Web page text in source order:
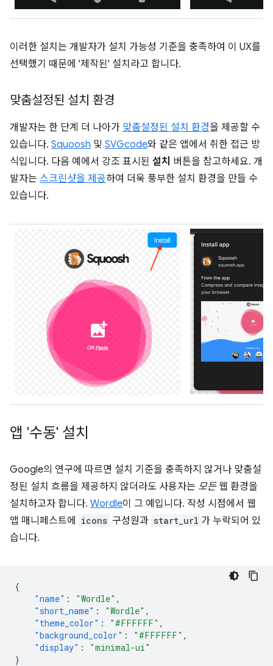
이러한 설치는 개발자가 설치 가능성 기준을 충족하여 이 UX를
선택했기 때문에 '제작된' 설치라고 합니다.
맞춤설정된 설치 환경
개발자는 한 단계 더 나아가 맞춤설정된 설치 환경을 제공할 수
있습니다. Squoosh 및 SVGcode와 같은 앱에서 취한 접근 방
식입니다. 다음 예에서 강조 표시된 설치 버튼을 참고하세요. 개
발자는 스크린샷을 제공하여 더욱 풍부한 설치 환경을 만들 수
있습니다.
앱 '수동' 설치
Google의 연구에 따르면 설치 기준을 충족하지 않거나 맞춤설
정된 설치 흐름을 제공하지 않더라도 사용자는 모든웹 환경을
설치하고자 합니다. Wordle이 그 예입니다. 작성 시점에서 웹
앱 매니페스트에
icons 구성원과 start_url 가 누락되어 있
습니다.
{
"name" : "Wordle" ,
"short_name" : "Wordle" ,
"theme_color" : "#FFFFFF" ,
"background_color" : "#FFFFFF" ,
"display" :
"minimal-ui"
}